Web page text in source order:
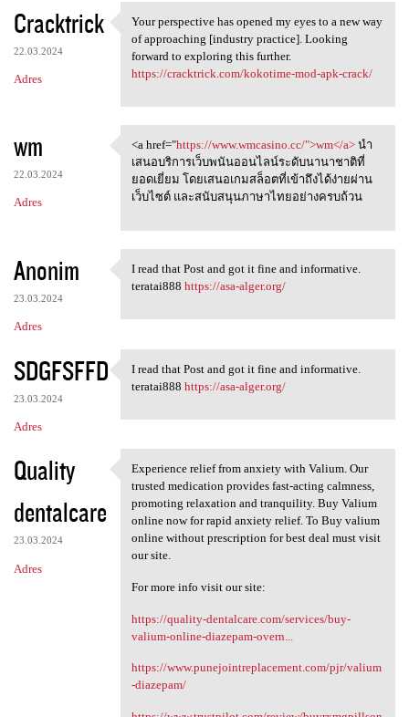
Cracktrick
22.03.2024
Adres
Your perspective has opened
Your perspective has opened my eyes to a new way
of approaching [industry practice]. Looking
forward to exploring this further.
https://cracktrick.com/kokotime-mod-apk-crack/
wm
22.03.2024
Adres
<a href="https://www.wmcasino
<a href="https://www.wmcasino.cc/">wm</a>นำ
เสนอบริการเว็บพนันออนไลน์ระดับนานาชาติที่
ยอดเยี่ยม โดยเสนอเกมสล็อตที่เข้าถึงได้ง่ายผ่าน
เว็บไซต์ และสนับสนุนภาษาไทยอย่างครบถ้วน
Anonim
23.03.2024
Adres
I read that Post and got it
I read that Post and got it fine and informative.
teratai888 https://asa-alger.org/
SDGFSFFD
23.03.2024
Adres
I read that Post and got it
I read that Post and got it fine and informative.
teratai888 https://asa-alger.org/
Quality
dentalcare
23.03.2024
Adres
Experience relief from
Experience relief from anxiety with Valium. Our
trusted medication provides fast-acting calmness,
promoting relaxation and tranquility. Buy Valium
online now for rapid anxiety relief. To Buy valium
online without prescription for best deal must visit
our site.
For more info visit our site:
https://quality-dentalcare.com/services/buy-
valium-online-diazepam-overn...
https://www.punejointreplacement.com/pjr/valium
-diazepam/